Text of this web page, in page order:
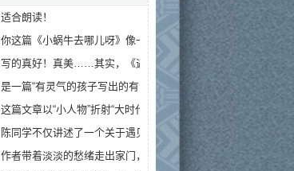
适合朗读！
你这篇《小蜗牛去哪儿呀》像一阵温柔的春风，读...
写的真好！真美……其实，《遇见》藏着一个更深的...
是一篇“有灵气的孩子写出的有温度的文章”。
这篇文章以“小人物”折射“大时代”，通过生活化...
陈同学不仅讲述了一个关于遇见流浪狗的故事...
作者带着淡淡的愁绪走出家门，趁着月色出来散...